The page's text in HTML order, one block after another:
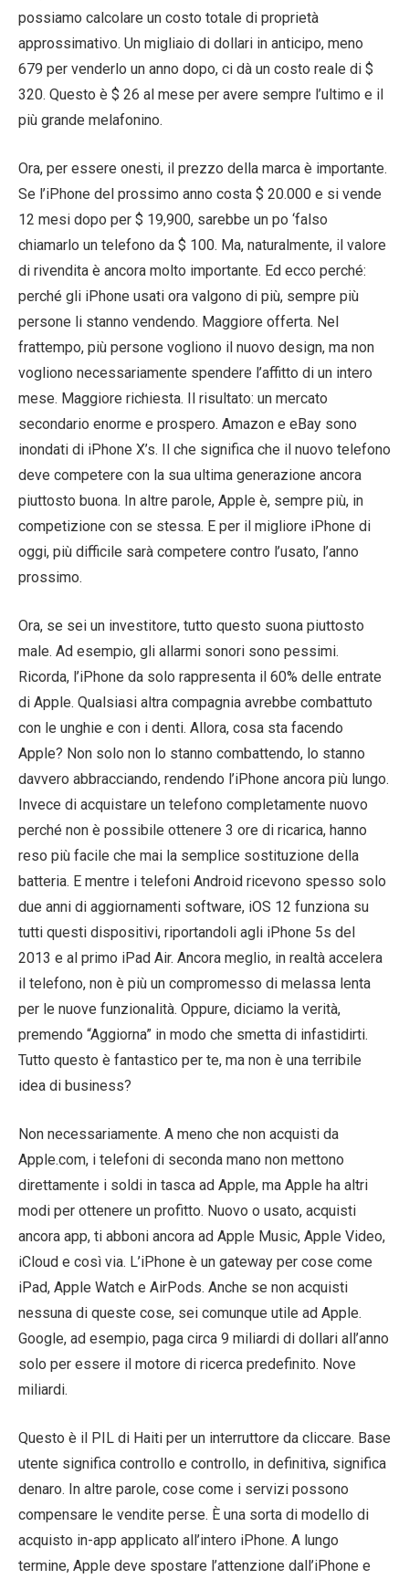
possiamo calcolare un costo totale di proprietà
approssimativo. Un migliaio di dollari in anticipo, meno
679 per venderlo un anno dopo, ci dà un costo reale di $
320. Questo è $ 26 al mese per avere sempre l’ultimo e il
più grande melafonino.
Ora, per essere onesti, il prezzo della marca è importante.
Se l’iPhone del prossimo anno costa $ 20.000 e si vende
12 mesi dopo per $ 19,900, sarebbe un po ‘falso
chiamarlo un telefono da $ 100. Ma, naturalmente, il valore
di rivendita è ancora molto importante. Ed ecco perché:
perché gli iPhone usati ora valgono di più, sempre più
persone li stanno vendendo. Maggiore offerta. Nel
frattempo, più persone vogliono il nuovo design, ma non
vogliono necessariamente spendere l’affitto di un intero
mese. Maggiore richiesta. Il risultato: un mercato
secondario enorme e prospero. Amazon e eBay sono
inondati di iPhone X’s. Il che significa che il nuovo telefono
deve competere con la sua ultima generazione ancora
piuttosto buona. In altre parole, Apple è, sempre più, in
competizione con se stessa. E per il migliore iPhone di
oggi, più difficile sarà competere contro l’usato, l’anno
prossimo.
Ora, se sei un investitore, tutto questo suona piuttosto
male. Ad esempio, gli allarmi sonori sono pessimi.
Ricorda, l’iPhone da solo rappresenta il 60% delle entrate
di Apple. Qualsiasi altra compagnia avrebbe combattuto
con le unghie e con i denti. Allora, cosa sta facendo
Apple? Non solo non lo stanno combattendo, lo stanno
davvero abbracciando, rendendo l’iPhone ancora più lungo.
Invece di acquistare un telefono completamente nuovo
perché non è possibile ottenere 3 ore di ricarica, hanno
reso più facile che mai la semplice sostituzione della
batteria. E mentre i telefoni Android ricevono spesso solo
due anni di aggiornamenti software, iOS 12 funziona su
tutti questi dispositivi, riportandoli agli iPhone 5s del
2013 e al primo iPad Air. Ancora meglio, in realtà accelera
il telefono, non è più un compromesso di melassa lenta
per le nuove funzionalità. Oppure, diciamo la verità,
premendo “Aggiorna” in modo che smetta di infastidirti.
Tutto questo è fantastico per te, ma non è una terribile
idea di business?
Non necessariamente. A meno che non acquisti da
Apple.com, i telefoni di seconda mano non mettono
direttamente i soldi in tasca ad Apple, ma Apple ha altri
modi per ottenere un profitto. Nuovo o usato, acquisti
ancora app, ti abboni ancora ad Apple Music, Apple Video,
iCloud e così via. L’iPhone è un gateway per cose come
iPad, Apple Watch e AirPods. Anche se non acquisti
nessuna di queste cose, sei comunque utile ad Apple.
Google, ad esempio, paga circa 9 miliardi di dollari all’anno
solo per essere il motore di ricerca predefinito. Nove
miliardi.
Questo è il PIL di Haiti per un interruttore da cliccare. Base
utente significa controllo e controllo, in definitiva, significa
denaro. In altre parole, cose come i servizi possono
compensare le vendite perse. È una sorta di modello di
acquisto in-app applicato all’intero iPhone. A lungo
termine, Apple deve spostare l’attenzione dall’iPhone e